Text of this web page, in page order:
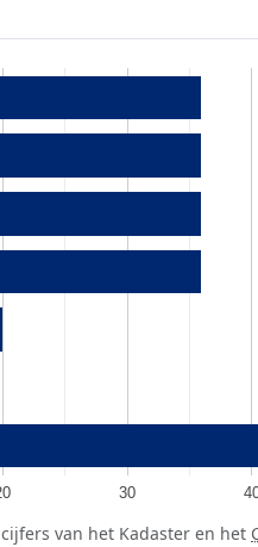
30
van het Kadaster en het